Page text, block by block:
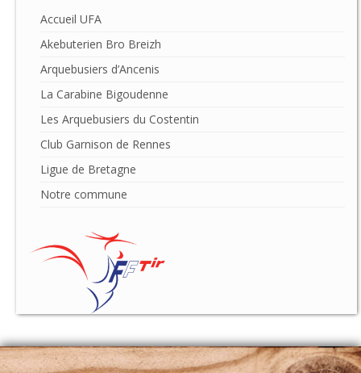
Accueil UFA
Akebuterien Bro Breizh
Arquebusiers d’Ancenis
La Carabine Bigoudenne
Les Arquebusiers du Costentin
Club Garnison de Rennes
Ligue de Bretagne
Notre commune